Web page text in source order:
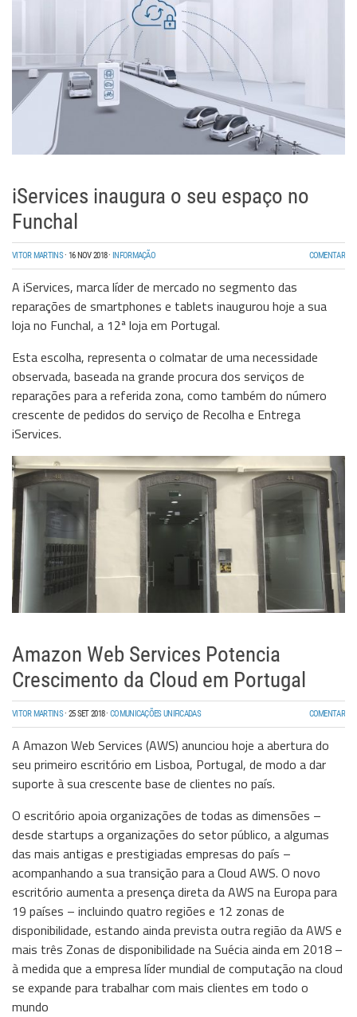
iServices inaugura o seu espaço no
Funchal
VITOR MARTINS· 16 NOV 2018· INFORMAÇÃO COMENTAR
A iServices, marca líder de mercado no segmento das
reparações de smartphones e tablets inaugurou hoje a sua
loja no Funchal, a 12ª loja em Portugal.
Esta escolha, representa o colmatar de uma necessidade
observada, baseada na grande procura dos serviços de
reparações para a referida zona, como também do número
crescente de pedidos do serviço de Recolha e Entrega
iServices.
Amazon Web Services Potencia
Crescimento da Cloud em Portugal
VITOR MARTINS· 25 SET 2018·COMUNICAÇÕES UNIFICADAS COMENTAR
A Amazon Web Services (AWS) anunciou hoje a abertura do
seu primeiro escritório em Lisboa, Portugal, de modo a dar
suporte à sua crescente base de clientes no país.
O escritório apoia organizações de todas as dimensões –
desde startups a organizações do setor público, a algumas
das mais antigas e prestigiadas empresas do país –
acompanhando a sua transição para a Cloud AWS. O novo
escritório aumenta a presença direta da AWS na Europa para
19 países – incluindo quatro regiões e 12 zonas de
disponibilidade, estando ainda prevista outra região da AWS e
mais três Zonas de disponibilidade na Suécia ainda em 2018 –
à medida que a empresa líder mundial de computação na cloud
se expande para trabalhar com mais clientes em todo o
mundo